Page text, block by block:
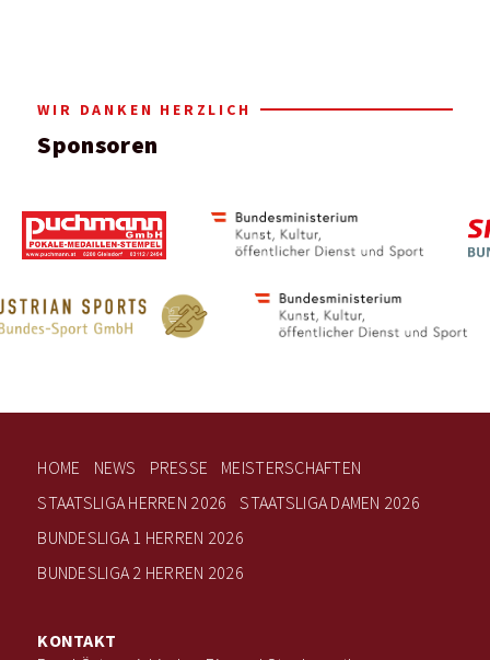
WIR DANKEN HERZLICH
Sponsoren
HOME NEWS PRESSE
MEISTERSCHAFTEN
STAATSLIGA HERREN 2026
STAATSLIGA DAMEN 2026
BUNDESLIGA 1 HERREN 2026
BUNDESLIGA 2 HERREN 2026
KONTAKT